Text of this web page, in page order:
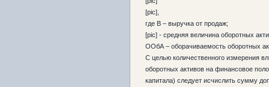
[pic],
где В – выручка от продаж;
[pic] - средняя величина оборотных
ООбА – оборачиваемость оборотных
С целью количественного измерения
оборотных активов на финансовое
капитала) следует исчислить сумму